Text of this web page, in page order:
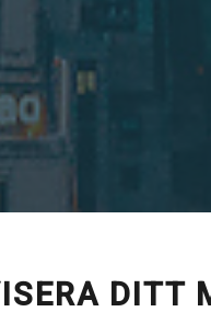
DITT